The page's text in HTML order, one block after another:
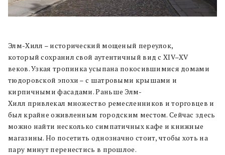
Элм-Хилл – исторический мощеный переулок,
который сохранил свой аутентичный вид с XIV–XV
веков. Узкая тропинка усыпана покосившимися домами
тюдоровской эпохи – с шатровыми крышами и
кирпичными фасадами. Раньше Элм-
Хилл привлекал множество ремесленников и торговцев и
был крайне оживленным городским местом. Сейчас здесь
можно найти несколько симпатичных кафе и книжные
магазины. Но посетить однозначно стоит, чтобы хоть на
пару минут перенестись в прошлое.